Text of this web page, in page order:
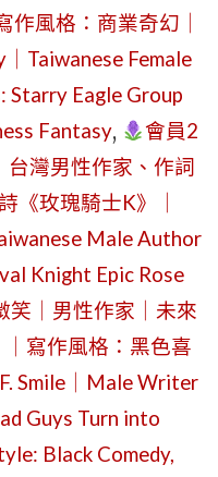
TIMES
ISSUED
BY:
STARRY
EAGLE
NEWS
OFFICE（
偵
探
團
加
入
《星
鷹
時
報》
特
作風格：商業奇幻｜
Taiwanese Female
Eagle Group
Fantasy,
會員2
灣男性作家、作詞
《玫瑰騎士K》｜
Male Author
Knight Epic Rose
笑｜男性作家｜未來
寫作風格：黑色喜
Smile｜Male Writer
Guys Turn into
Black Comedy,